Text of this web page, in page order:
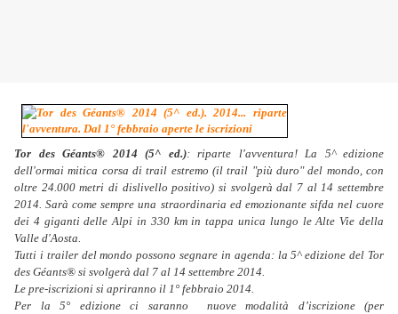
Tor des Géants® 2014 (5^ ed.): riparte l'avventura! La 5^ edizione
dell'ormai mitica corsa di trail estremo (il trail "più duro" del mondo, con
oltre 24.000 metri di dislivello positivo) si svolgerà dal 7 al 14 settembre
2014. Sarà come sempre una straordinaria ed emozionante sifda nel cuore
dei 4 giganti delle Alpi in 330 km in tappa unica lungo le Alte Vie della
Valle d'Aosta.
Tutti i trailer del mondo possono segnare in agenda: la 5^ edizione del Tor
des Géants® si svolgerà dal 7 al 14 settembre 2014.
Le pre-iscrizioni si apriranno il 1° febbraio 2014.
Per la 5° edizione ci saranno nuove modalità d’iscrizione (per